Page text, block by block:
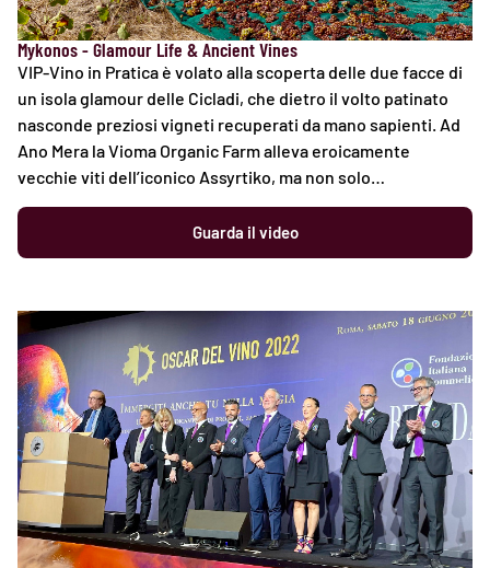
Mykonos - Glamour Life & Ancient Vines
VIP-Vino in Pratica è volato alla scoperta delle due facce di
un isola glamour delle Cicladi, che dietro il volto patinato
nasconde preziosi vigneti recuperati da mano sapienti. Ad
Ano Mera la Vioma Organic Farm alleva eroicamente
vecchie viti dell’iconico Assyrtiko, ma non solo…
Guarda il video